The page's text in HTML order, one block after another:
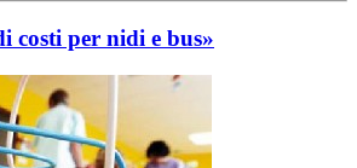
costi per nidi e bus»